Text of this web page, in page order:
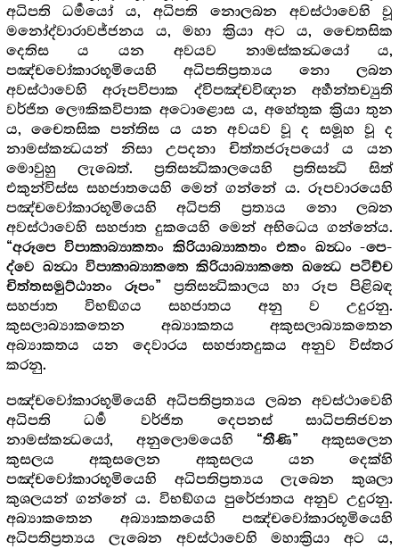
අධිපති ධර්‍මයෝ ය, අධිපති නොලබන අවස්ථාවෙහි වූ
මනෝද්වාරාවජ්ජනය ය, මහා ක්‍රියා අට ය, චෛතසික
දෙතිස ය යන අවයව නාමස්කන්‍ධයෝ ය,
පඤ්චවෝකාරභූමියෙහි අධිපතිප්‍රත්‍යය නො ලබන
අවස්ථාවෙහි අරූපවිපාක ද්විපඤ්චවිඥාන අර්‍හන්තච්‍යුති
වර්ජිත ලෞකිකවිපාක අටොළොස ය, අහේතුක ක්‍රියා තුන
ය, චෛතසික පන්තිස ය යන අවයව වූ ද සමූහ වූ ද
නාමස්කන්‍ධයන් නිසා උපදනා චිත්තජරූපයෝ ය යන
මොවුහු ලැබෙත්. ප්‍රතිසන්‍ධිකාලයෙහි ප්‍රතිසන්‍ධි සිත්
එකුන්විස්ස සහජාතයෙහි මෙන් ගන්නේ ය. රූපවාරයෙහි
පඤ්චවෝකාරභූමියෙහි අධිපති ප්‍රත්‍යය නො ලබන
අවස්ථාවෙහි සහජාත දුකයෙහි මෙන් අභිධෙය ගන්නේය.
“අරූපෙ විපාකාබ්‍යාකතං කිරියාබ්‍යාකතං එකං ඛන්‍ධං -පෙ-
ද්වෙ ඛන්‍ධා විපාකාබ්‍යාකතෙ කිරියාබ්‍යාකතෙ ඛන්‍ධෙ පටිච්ච
චිත්තසමුට්ඨානං රූපං”ප්‍රතිසන්‍ධිකාලය හා රූප පිළිබඳ
සහජාත විභඞ්ගය සහජාතය අනු ව උදුරනු.
කුසලාබ්‍යාකතෙන අබ්‍යාකතය අකුසලාබ්‍යකතෙන
අබ්‍යාකතය යන දෙවාරය සහජාතදුකය අනුව විස්තර
කරනු.
පඤ්චවෝකාරභූමියෙහි අධිපතිප්‍රත්‍යය ලබන අවස්ථාවෙහි
අධිපති ධර්‍ම වර්ජිත දෙපනස් සාධිපතිජවන
නාමස්කන්‍ධයෝ, අනුලොමයෙහි “තීණි” අකුසලෙන
කුසලය අකුසලෙන අකුසලය යන දෙක්හි
පඤ්චවෝකාරභූමියෙහි අධිපතිප්‍රත්‍යය ලැබෙන කුශලා
කුශලයන් ගන්නේ ය. විභඞ්ගය පුරේජාතය අනුව උදුරනු.
අබ්‍යාකතෙන අබ්‍යාකතයෙහි පඤ්චවෝකාරභූමියෙහි
අධිපතිප්‍රත්‍යය ලැබෙන අවස්ථාවෙහි මහාක්‍රියා අට ය,